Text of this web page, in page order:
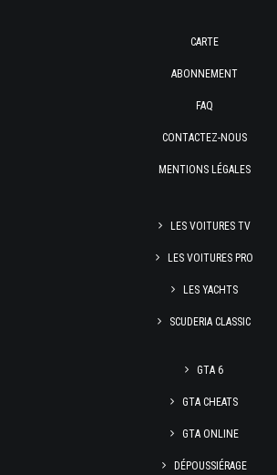
CARTE
ABONNEMENT
FAQ
CONTACTEZ-NOUS
MENTIONS LÉGALES
LES VOITURES TV
LES VOITURES PRO
LES YACHTS
SCUDERIA CLASSIC
GTA 6
GTA CHEATS
GTA ONLINE
DÉPOUSSIÉRAGE